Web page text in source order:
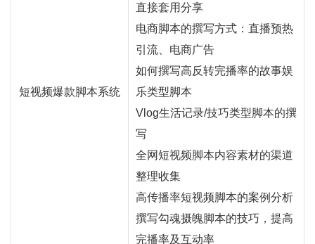
短视频爆款脚本系统
直接套用分享
电商脚本的撰写方式： 直播预热
引流、电商广告
如何撰写高反转完播率的故事娱
乐类型脚本
Vlog生活记录/技巧类型脚本的撰
写
全网短视频脚本内容素材的渠道
整理收集
高传播率短视频脚本的案例分析
撰写勾魂摄魄脚本的技巧，提高
完播率及互动率